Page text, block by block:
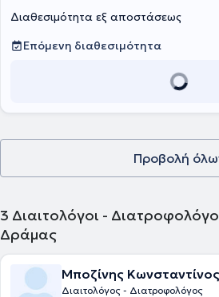
Διαθεσιμότητα εξ αποστάσεως
Επόμενη διαθεσιμότητα
Προβολή
3 Διαιτολόγοι -
Δράμας
Μποζίνης Κωνσταντίνος
Διαιτολόγος - Διατροφολόγος